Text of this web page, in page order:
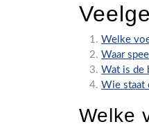
Welke
Waar
Wat is de
Wie staat
Welke